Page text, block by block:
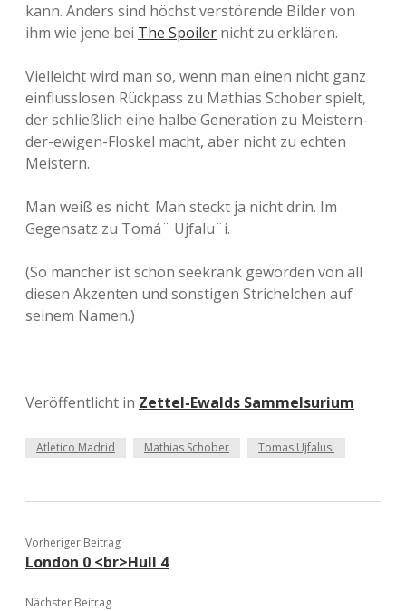
kann. Anders sind höchst verstörende Bilder von
ihm wie jene bei The Spoiler nicht zu erklären.
Vielleicht wird man so, wenn man einen nicht ganz
einflusslosen Rückpass zu Mathias Schober spielt,
der schließlich eine halbe Generation zu Meistern-
der-ewigen-Floskel macht, aber nicht zu echten
Meistern.
Man weiß es nicht. Man steckt ja nicht drin. Im
Gegensatz zu Tomá¨ Ujfalu¨i.
(So mancher ist schon seekrank geworden von all
diesen Akzenten und sonstigen Strichelchen auf
seinem Namen.)
Veröffentlicht in Zettel-Ewalds Sammelsurium
Atletico Madrid Mathias Schober Tomas Ujfalusi
Vorheriger Beitrag
London 0 <br>Hull 4
Nächster Beitrag